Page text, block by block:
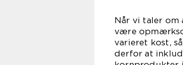
Når vi taler om
være
varieret kost,
derfor at